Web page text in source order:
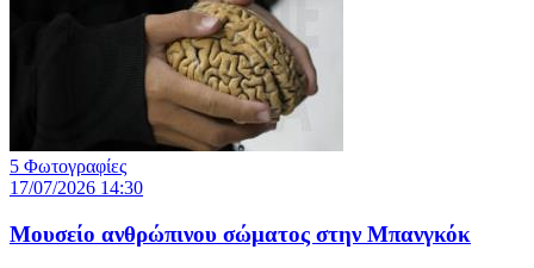
5 Φωτογραφίες
17/07/2026 14:30
Μουσείο ανθρώπινου σώματος στην Μπανγκόκ